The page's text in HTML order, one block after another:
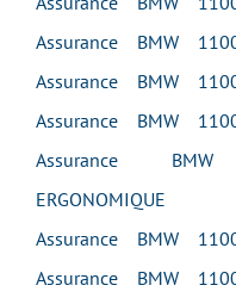
Assurance BMW
Assurance BMW
Assurance BMW
Assurance
ERGONOMIQUE
Assurance BMW 1100
Assurance BMW